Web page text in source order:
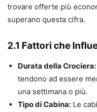
trovare offerte più
superano questa cifra.
2.1 Fattori che
Durata della Crociera:
tendono ad essere
una settimana o più.
Tipo di Cabina: Le